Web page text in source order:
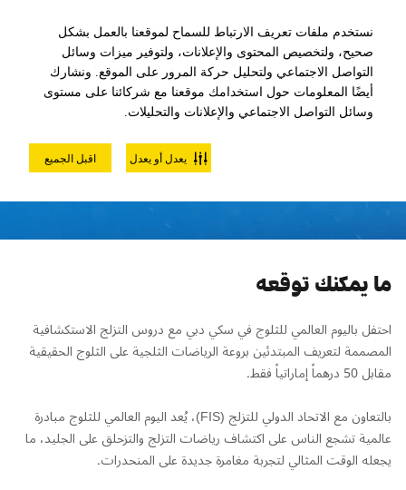
نستخدم ملفات تعريف الارتباط للسماح لموقعنا بالعمل بشكل
صحيح، ولتخصيص المحتوى والإعلانات، ولتوفير ميزات وسائل
التواصل الاجتماعي ولتحليل حركة المرور على الموقع. ونشارك
أيضًا المعلومات حول استخدامك موقعنا مع شركائنا على مستوى
وسائل التواصل الاجتماعي والإعلانات والتحليلات.
اقبل الجميع يعدل أو يعدل
درس التزلج الاستكشافي للكبار
ما يمكنك توقعه
احتفل باليوم العالمي للثلوج في سكي دبي مع دروس التزلج الاستكشافية
المصممة لتعريف المبتدئين بروعة الرياضات الثلجية على الثلوج الحقيقية
مقابل 50 درهماً إماراتياً فقط.
بالتعاون مع الاتحاد الدولي للتزلج (FIS)، يُعد اليوم العالمي للثلوج مبادرة
عالمية تشجع الناس على اكتشاف رياضات التزلج والتزحلق على الجليد، ما
يجعله الوقت المثالي لتجربة مغامرة جديدة على المنحدرات.